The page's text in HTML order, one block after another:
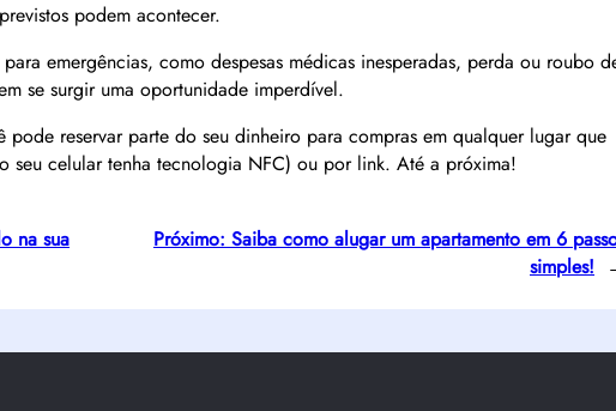
podem acontecer.
emergências, como despesas médicas inesperadas, perda ou roubo
se surgir uma oportunidade imperdível.
reservar parte do seu dinheiro para compras em qualquer lugar que
seu celular tenha tecnologia NFC) ou por link. Até a próxima!
na sua
Próximo: Saiba como alugar um apartamento em 6
simples!